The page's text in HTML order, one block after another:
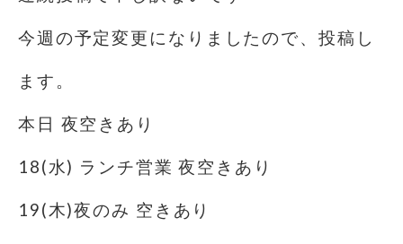
今週の予定変更になりましたので、投稿し
ます。
本日 夜空きあり
18(水) ランチ営業 夜空きあり
19(木)夜のみ 空きあり